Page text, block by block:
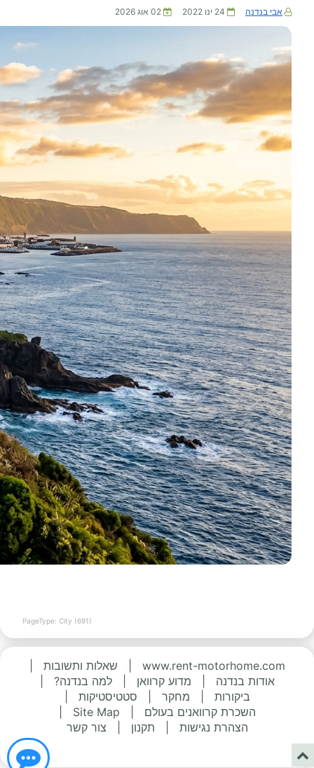
אבי בנדנה 24 ינו 2022 02 אוג 2026
PageType: City (691)
www.rent-motorhome.com שאלות ותשובות
אודות בנדנה
מדוע קרוואן למה בנדנה?
ביקורות
מחקר סטטיסטיקות
השכרת קרוואנים בעולם
Site Map
הצהרת נגישות
תקנון צור קשר